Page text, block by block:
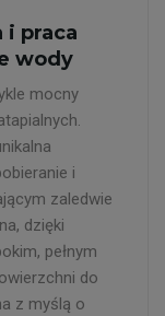
i praca
wody
mocny
i
zaledwie
dzięki
pełnym
do
z myślą o